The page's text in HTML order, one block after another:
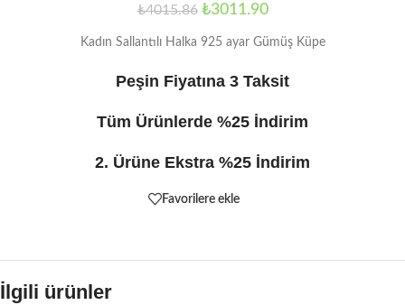
₺4015.86 ₺3011.90
Kadın Sallantılı Halka 925 ayar Gümüş Küpe
Peşin Fiyatına 3 Taksit
Tüm Ürünlerde %25 İndirim
2. Ürüne Ekstra %25 İndirim
Favorilere ekle
İlgili ürünler